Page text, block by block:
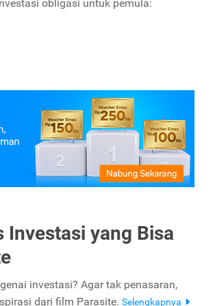
obligasi untuk pemula:
Investasi yang Bisa
investasi? Agar tak penasaran,
dari film Parasite. Selengkapnya